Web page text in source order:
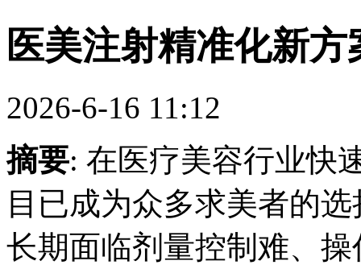
医美注射精准化新
2026-6-16 11:12
摘要: 在医疗美容行业快
目已成为众多求美者的
长期面临剂量控制难、